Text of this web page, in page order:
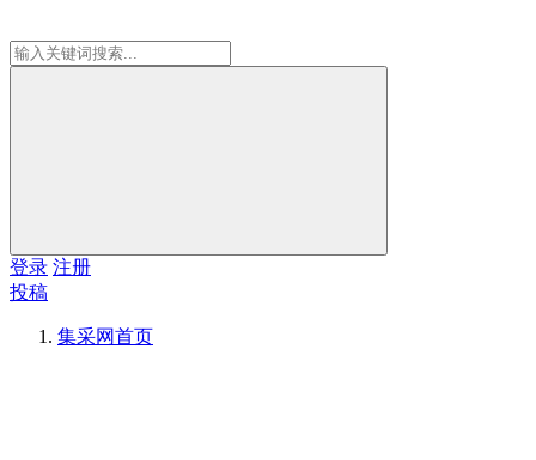
登录 注册
投稿
集采网首页